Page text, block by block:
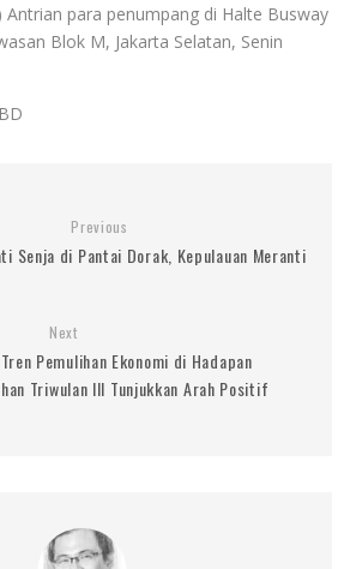
Antrian para penumpang di Halte Busway
Blok M, Jakarta Selatan, Senin
Previous
Senja di Pantai Dorak, Kepulauan Meranti
Next
Pemulihan Ekonomi di Hadapan
Triwulan III Tunjukkan Arah Positif